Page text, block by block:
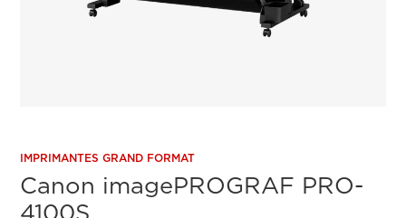
IMPRIMANTES GRAND FORMAT
Canon imagePROGRAF PRO-